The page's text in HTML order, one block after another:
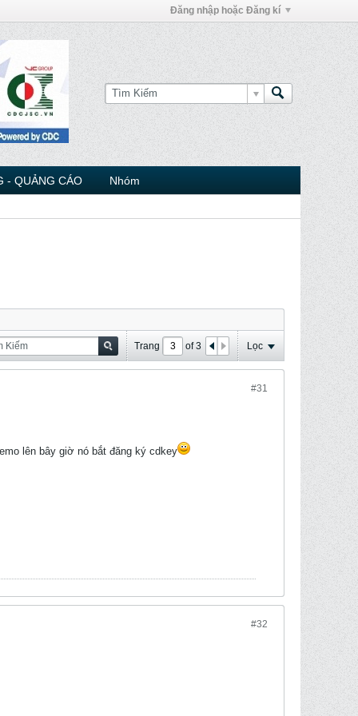
Đăng nhập hoặc Đăng kí
- QUẢNG CÁO Nhóm
Trang of3 Lọc
#31
lên bây giờ nó bắt đăng ký cdkey
#32